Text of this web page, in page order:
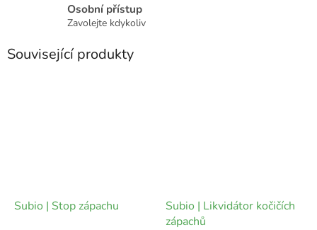
Osobní přístup
Zavolejte kdykoliv
Související produkty
Subio | Stop zápachu
Subio | Likvidátor kočičích
zápachů